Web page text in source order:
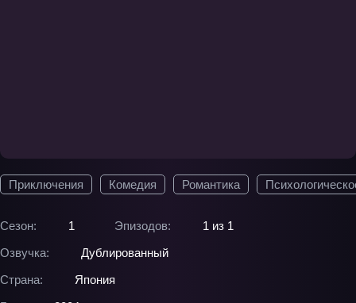
Приключения Комедия Романтика
Сезон: 1 Эпизодов:
1 из 1
Озвучка:
Дублированный
Страна:
Япония